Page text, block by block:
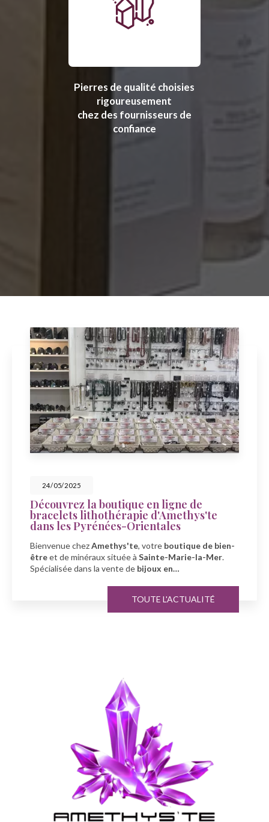
Pierres de qualité choisies
rigoureusement
chez des fournisseurs de
confiance
24/05/2025
Découvrez la boutique en ligne de
bracelets lithothérapie d'Amethys'te
dans les Pyrénées-Orientales
Bienvenue chezAmethys'te, votre boutique de bien-
êtreet de minéraux située à Sainte-Marie-la-Mer.
Spécialisée dans la vente de bijoux en…
TOUTE L'ACTUALITÉ